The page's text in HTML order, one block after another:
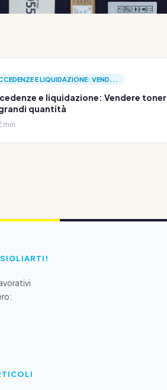
E LIQUIDAZIONE: VEND...
e liquidazione: Vendere toner
quantità
min